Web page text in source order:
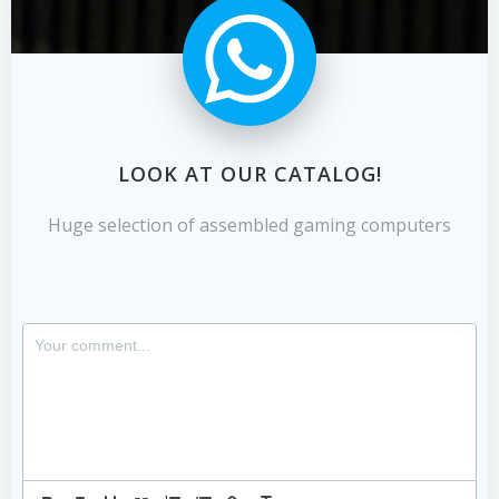
LOOK AT OUR CATALOG!
Huge selection of assembled gaming computers